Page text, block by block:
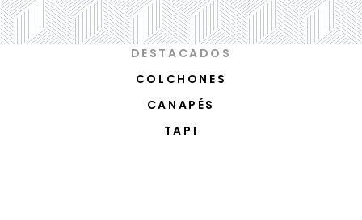
DESTACADOS
COLCHONES
CANAPÉS
TAPI